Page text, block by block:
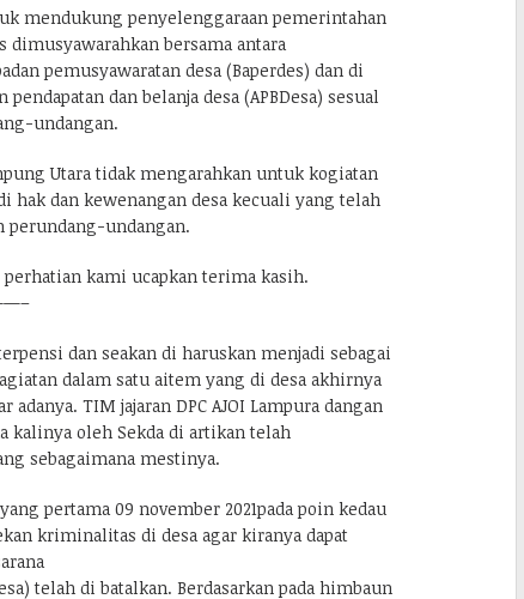
mendukung penyelenggaraan pemerintahan
bersama antara
pemusyawaratan desa (Baperdes) dan di
dan belanja desa (APBDesa) sesual
undangan.
Utara tidak mengarahkan untuk kogiatan
hak dan kewenangan desa kecuali yang telah
perundang-undangan.
kami ucapkan terima kasih.
dan seakan di haruskan menjadi sebagai
dalam satu aitem yang di desa akhirnya
TIM jajaran DPC AJOI Lampura dangan
kalinya oleh Sekda di artikan telah
sebagaimana mestinya.
pertama 09 november 2021pada poin kedau
kriminalitas di desa agar kiranya dapat
telah di batalkan. Berdasarkan pada himbaun